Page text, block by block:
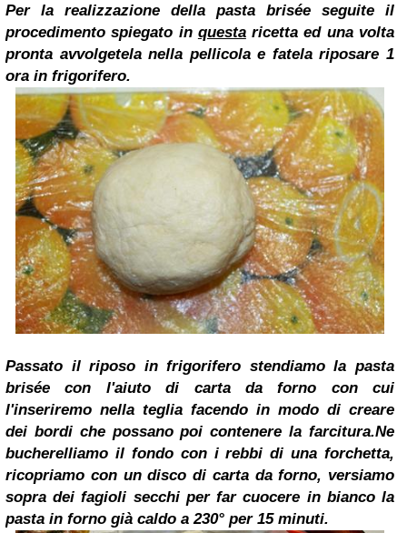
Per la realizzazione della pasta brisée seguite il
procedimento spiegato in questaricetta ed una volta
pronta avvolgetela nella pellicola e fatela riposare 1
ora in frigorifero.
Passato il riposo in frigorifero stendiamo la pasta
brisée con l'aiuto di carta da forno con cui
l'inseriremo nella teglia facendo in modo di creare
dei bordi che possano poi contenere la farcitura.Ne
bucherelliamo il fondo con i rebbi di una forchetta,
ricopriamo con un disco di carta da forno, versiamo
sopra dei fagioli secchi per far cuocere in bianco la
pasta in forno già caldo a 230° per 15 minuti.